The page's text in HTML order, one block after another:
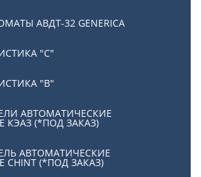
АВДТ-32 GENERICA
"С"
"В"
АВТОМАТИЧЕСКИЕ
(*ПОД ЗАКАЗ)
АВТОМАТИЧЕСКИЕ
(*ПОД ЗАКАЗ)